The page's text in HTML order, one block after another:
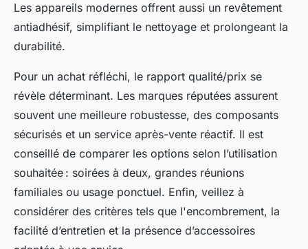
Les appareils modernes offrent aussi un revêtement
antiadhésif, simplifiant le nettoyage et prolongeant la
durabilité.
Pour un achat réfléchi, le rapport qualité/prix se
révèle déterminant. Les marques réputées assurent
souvent une meilleure robustesse, des composants
sécurisés et un service après-vente réactif. Il est
conseillé de comparer les options selon l’utilisation
souhaitée : soirées à deux, grandes réunions
familiales ou usage ponctuel. Enfin, veillez à
considérer des critères tels que l'encombrement, la
facilité d’entretien et la présence d’accessoires